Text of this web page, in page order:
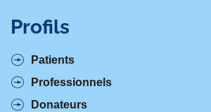
Profils
Patients
Professionnels
Donateurs